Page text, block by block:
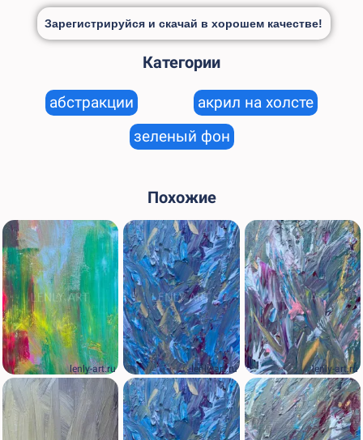
Зарегистрируйся и скачай в хорошем качестве!
Категории
абстракции
акрил на холсте
зеленый фон
Похожие
lenly-art.ru lenly-art.ru lenly-art.ru